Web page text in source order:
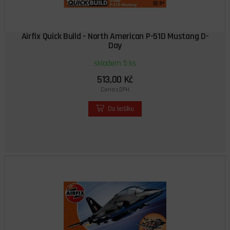
Airfix Quick Build - North American P-51D Mustang D-
Day
skladem 5 ks
513,00 Kč
Cena s DPH
Do košíku